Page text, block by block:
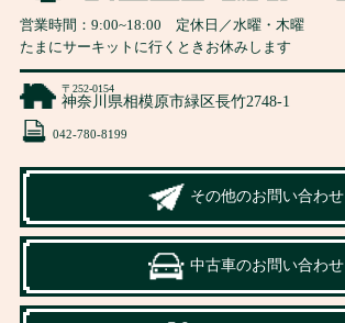
営業時間： 9:00~18:00 定休日／水曜・木曜
たまにサーキットに行くときお休みします
〒252-0154
神奈川県相模原市緑区長竹2748-1
042-780-8199
その他のお問い合わせ
中古車のお問い合わせ